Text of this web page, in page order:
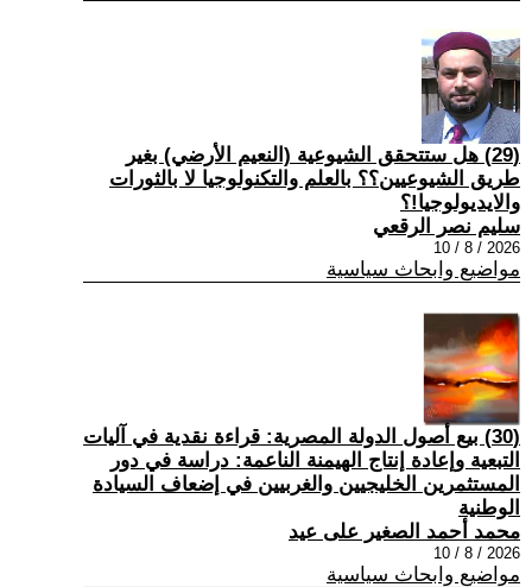
(29) هل ستتحقق الشيوعية (النعيم الأرضي) بغير
طريق الشيوعيين؟؟ بالعلم والتكنولوجيا لا بالثورات
والايديولوجيا!؟
سليم نصر الرقعي
2026 / 8 / 10
مواضيع وابحاث سياسية
(30) بيع أصول الدولة المصرية: قراءة نقدية في آليات
التبعية وإعادة إنتاج الهيمنة الناعمة: دراسة في دور
المستثمرين الخليجيين والغربيين في إضعاف السيادة
الوطنية
محمد أحمد الصغير على عيد
2026 / 8 / 10
مواضيع وابحاث سياسية